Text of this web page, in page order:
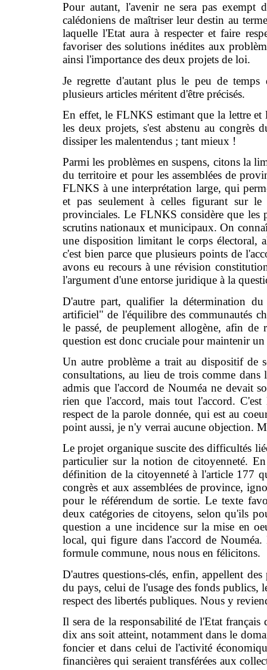
Pour autant, l'avenir ne sera pas exempt
calédoniens de maîtriser leur destin au
laquelle l'Etat aura à respecter et faire
favoriser des solutions inédites aux
ainsi l'importance des deux projets de loi.
Je regrette d'autant plus le peu de
plusieurs articles méritent d'être précisés.
En effet, le FLNKS estimant que la lettre et
les deux projets, s'est abstenu au congrès
dissiper les malentendus ; tant mieux !
Parmi les problèmes en suspens, citons la
du territoire et pour les assemblées de
FLNKS à une interprétation large, qui
et pas seulement à celles figurant sur
provinciales. Le FLNKS considère que les
scrutins nationaux et municipaux. On
une disposition limitant le corps électoral,
c'est bien parce que plusieurs points de
avons eu recours à une révision
l'argument d'une entorse juridique à la
D'autre part, qualifier la détermination
artificiel" de l'équilibre des communautés
le passé, de peuplement allogène, afin de
question est donc cruciale pour maintenir
Un autre problème a trait au dispositif de
consultations, au lieu de trois comme
admis que l'accord de Nouméa ne devait
rien que l'accord, mais tout l'accord. C'est
respect de la parole donnée, qui est au
point aussi, je n'y verrai aucune objection.
Le projet organique suscite des difficultés
particulier sur la notion de citoyenneté.
définition de la citoyenneté à l'article 177
congrès et aux assemblées de province,
pour le référendum de sortie. Le texte
deux catégories de citoyens, selon qu'ils
question a une incidence sur la mise en
local, qui figure dans l'accord de
formule commune, nous nous en félicitons.
D'autres questions-clés, enfin, appellent
du pays, celui de l'usage des fonds publics,
respect des libertés publiques. Nous y
Il sera de la responsabilité de l'Etat
dix ans soit atteint, notamment dans le
foncier et dans celui de l'activité
financières qui seraient transférées aux